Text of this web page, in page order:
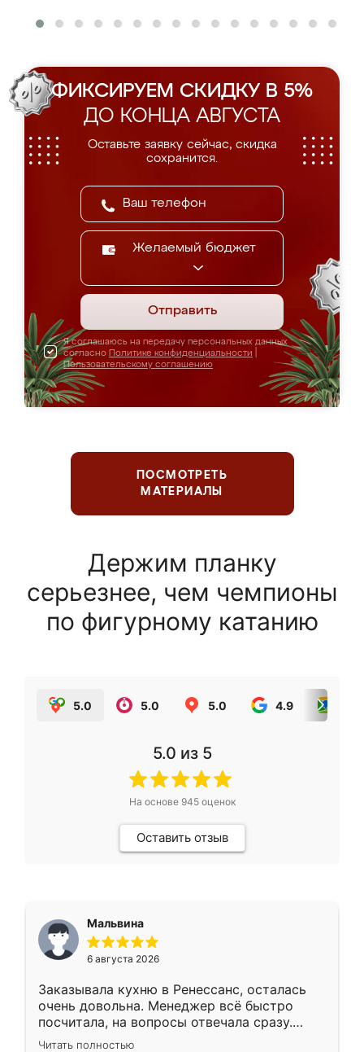
ФИКСИРУЕМ СКИДКУ В 5%
ДО КОНЦА АВГУСТА
Оставьте заявку сейчас, скидка
сохранится.
Желаемый бюджет
Отправить
Я соглашаюсь на передачу персональных данных
согласно Политике конфиденциальности
Пользовательскому соглашению
ПОСМОТРЕТЬ
МАТЕРИАЛЫ
Держим планку
серьезнее, чем чемпионы
по фигурному катанию
5.0 5.0 5.0 4.9
5.0 из 5
На основе 945оценок
Оставить отзыв
Мальвина
6 августа 2026
Заказывала кухню в Ренессанс, осталась
очень довольна. Менеджер всё быстро
посчитала, на вопросы отвечала сразу.
Замерщик приехал в субботу, подошёл к
Читать полностью